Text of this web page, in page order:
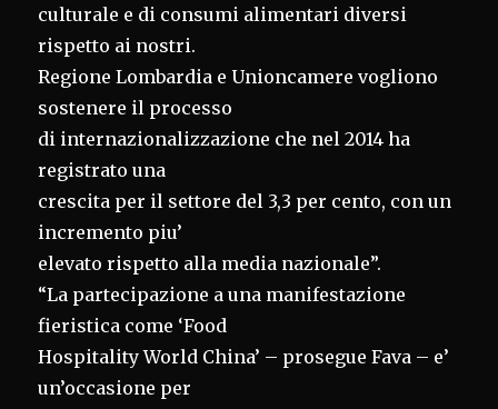
culturale e di consumi alimentari diversi
rispetto ai nostri.
Regione Lombardia e Unioncamere vogliono
sostenere il processo
di internazionalizzazione che nel 2014 ha
registrato una
crescita per il settore del 3,3 per cento, con un
incremento piu’
elevato rispetto alla media nazionale”.
“La partecipazione a una manifestazione
fieristica come ‘Food
Hospitality World China’ – prosegue Fava – e’
un’occasione per